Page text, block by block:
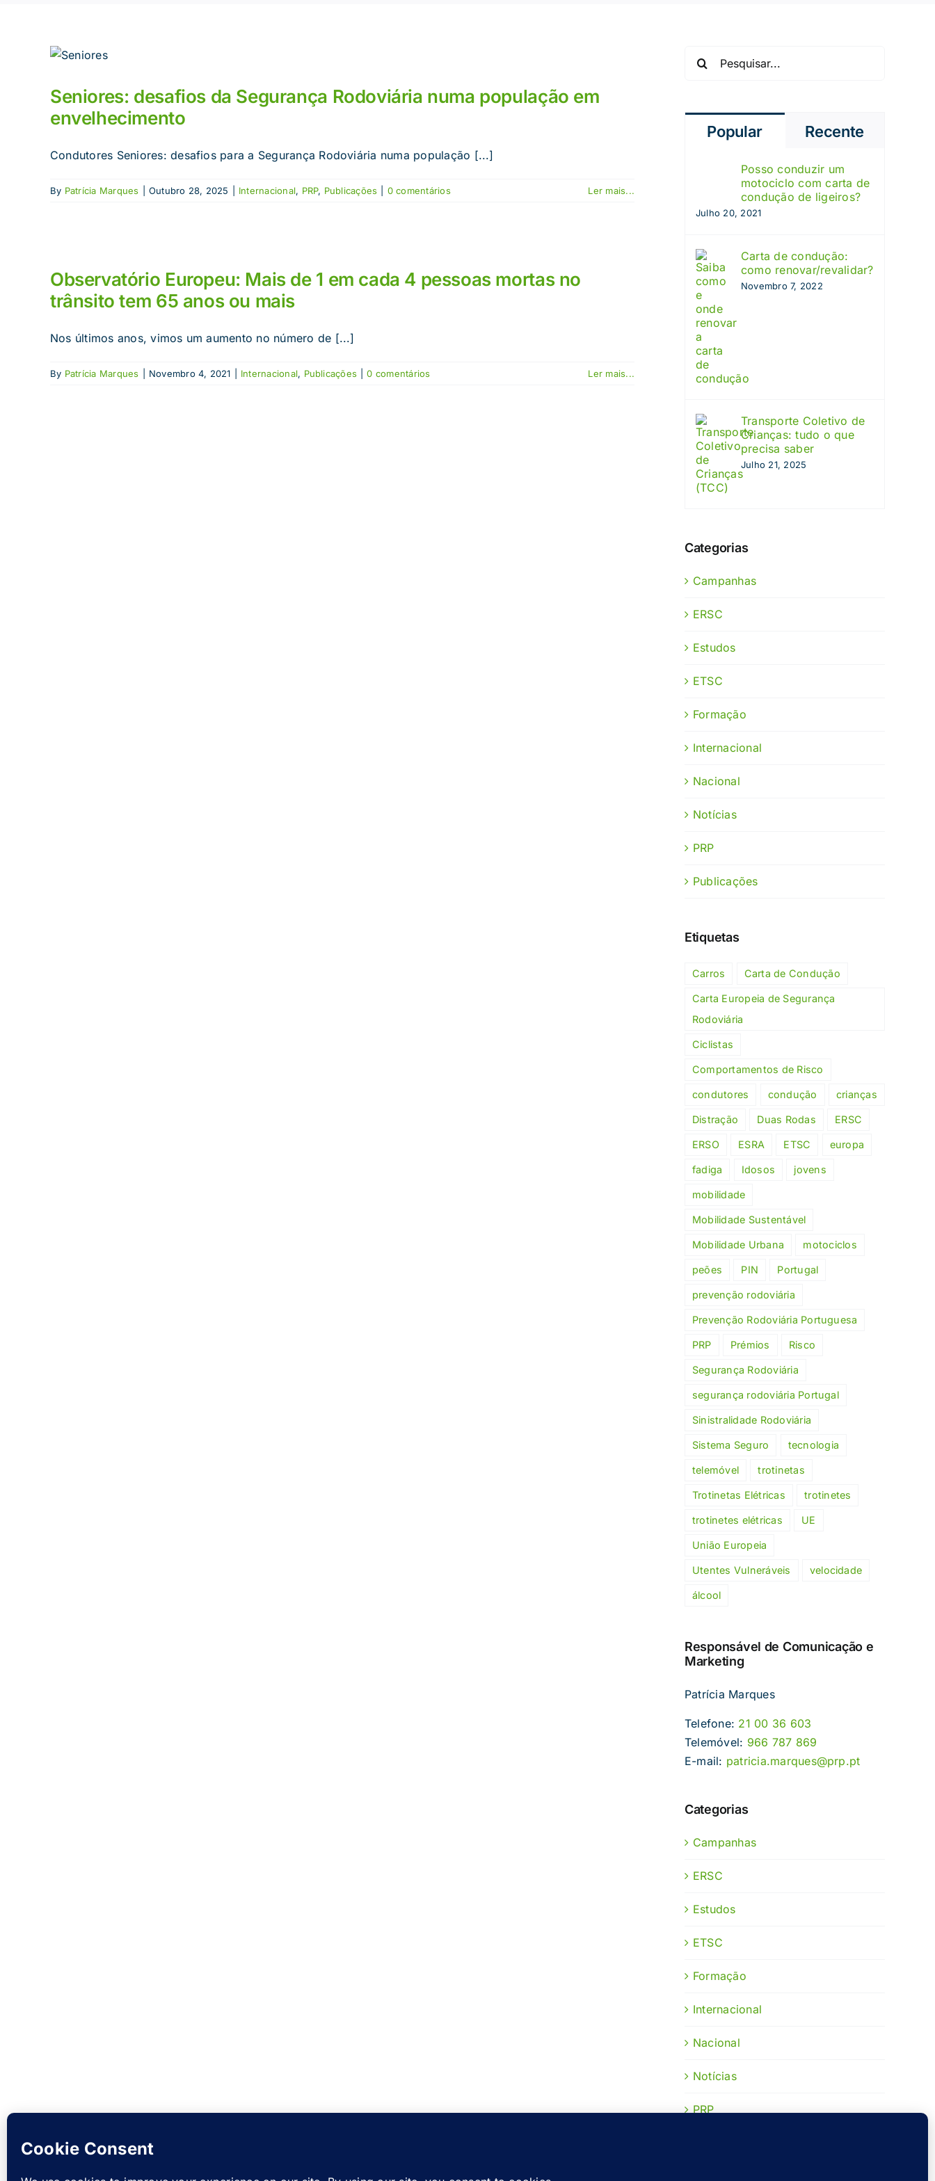
Seniores: desafios da Segurança Rodoviária numa população em
envelhecimento
Condutores Seniores: desafios para a Segurança Rodoviária numa população [...]
By Patrícia Marques Outubro 28, 2025 Internacional, PRP, Publicações 0 comentários Ler mais...
Observatório Europeu: Mais de 1 em cada 4 pessoas mortas no
trânsito tem 65 anos ou mais
Nos últimos anos, vimos um aumento no número de [...]
By Patrícia Marques Novembro 4, 2021 Internacional, Publicações 0 comentários Ler mais...
Popular Recente
Posso conduzir um
motociclo com carta de
condução de ligeiros?
Julho 20, 2021
Carta de condução:
como renovar/revalidar?
Novembro 7, 2022
Transporte Coletivo de
Crianças: tudo o que
precisa saber
Julho 21, 2025
Categorias
Campanhas
ERSC
Estudos
ETSC
Formação
Internacional
Nacional
Notícias
PRP
Publicações
Etiquetas
Carros Carta de Condução
Carta Europeia de Segurança
Rodoviária
Ciclistas
Comportamentos de Risco
condutores condução crianças
Distração Duas Rodas ERSC
ERSO ESRA ETSC europa
fadiga Idosos jovens
mobilidade
Mobilidade Sustentável
Mobilidade Urbana motociclos
peões PIN Portugal
prevenção rodoviária
Prevenção Rodoviária Portuguesa
PRP Prémios Risco
Segurança Rodoviária
segurança rodoviária Portugal
Sinistralidade Rodoviária
Sistema Seguro tecnologia
telemóvel trotinetas
Trotinetas Elétricas trotinetes
trotinetes elétricas UE
União Europeia
Utentes Vulneráveis velocidade
álcool
Responsável de Comunicação e
Marketing
Patrícia Marques
Telefone: 21 00 36 603
Telemóvel: 966 787 869
E-mail: patricia.marques@prp.pt
Categorias
Campanhas
ERSC
Estudos
ETSC
Formação
Internacional
Nacional
Notícias
PRP